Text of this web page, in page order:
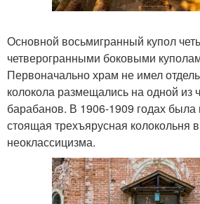
Основной восьмигранный купол
четверогранными боковыми
Первоначально храм не имел
колокола размещались на одной из
барабанов. В 1906-1909 годах была
стоящая трехъярусная колокольня
неоклассицизма.